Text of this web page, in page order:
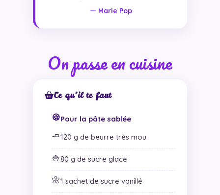
— Marie Pop
On passe en cuisine
Ce qu’il te faut
🍪Pour la pâte sablée
🧈120 g de beurre très mou
🍚 80 g de sucre glace
🌼1 sachet de sucre vanillé